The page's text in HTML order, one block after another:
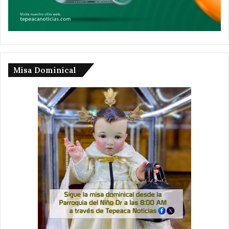
Misa Dominical